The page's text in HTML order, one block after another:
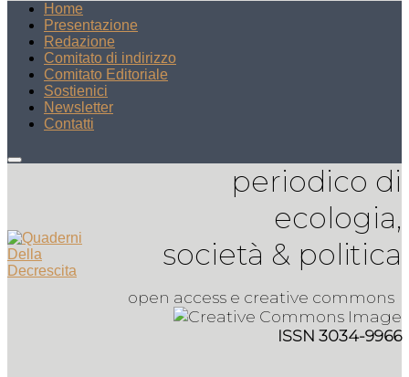
Home
Presentazione
Redazione
Comitato di indirizzo
Comitato Editoriale
Sostienici
Newsletter
Contatti
periodico di
ecologia,
società & politica
open access e creative commons
ISSN 3034-9966